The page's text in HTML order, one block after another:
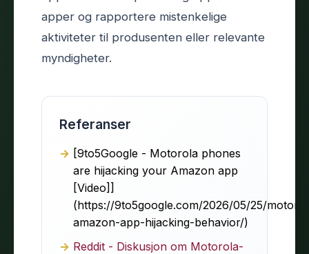
apper og rapportere mistenkelige
aktiviteter til produsenten eller relevante
myndigheter.
Referanser
[9to5Google - Motorola phones
are hijacking your Amazon app
[Video]]
(https://9to5google.com/2026/05/25/
amazon-app-hijacking-behavior/)
Reddit - Diskusjon om Motorola-